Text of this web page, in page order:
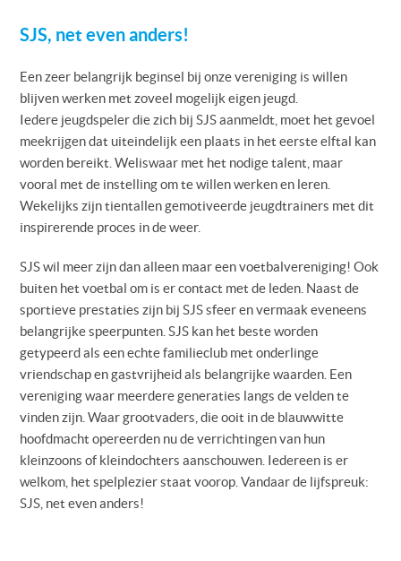
SJS, net even anders!
Een zeer belangrijk beginsel bij onze vereniging is willen
blijven werken met zoveel mogelijk eigen jeugd.
Iedere jeugdspeler die zich bij SJS aanmeldt, moet het gevoel
meekrijgen dat uiteindelijk een plaats in het eerste elftal kan
worden bereikt. Weliswaar met het nodige talent, maar
vooral met de instelling om te willen werken en leren.
Wekelijks zijn tientallen gemotiveerde jeugdtrainers met dit
inspirerende proces in de weer.
SJS wil meer zijn dan alleen maar een voetbalvereniging! Ook
buiten het voetbal om is er contact met de leden. Naast de
sportieve prestaties zijn bij SJS sfeer en vermaak eveneens
belangrijke speerpunten. SJS kan het beste worden
getypeerd als een echte familieclub met onderlinge
vriendschap en gastvrijheid als belangrijke waarden. Een
vereniging waar meerdere generaties langs de velden te
vinden zijn. Waar grootvaders, die ooit in de blauwwitte
hoofdmacht opereerden nu de verrichtingen van hun
kleinzoons of kleindochters aanschouwen. Iedereen is er
welkom, het spelplezier staat voorop. Vandaar de lijfspreuk:
SJS, net even anders!